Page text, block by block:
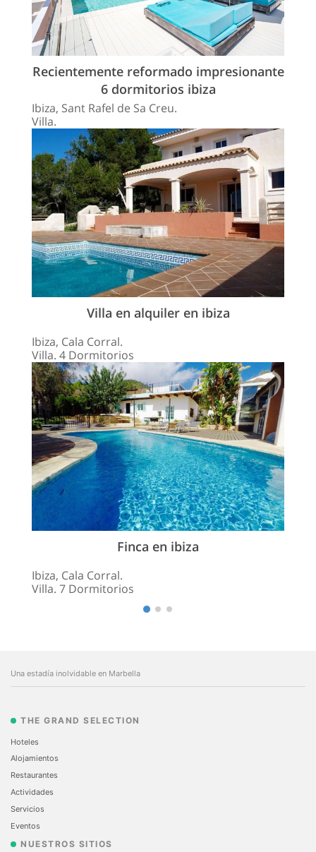
Recientemente reformado impresionante
6 dormitorios ibiza
Ibiza, Sant Rafel de Sa Creu.
Villa.
Villa en alquiler en ibiza
Ibiza, Cala Corral.
Villa. 4 Dormitorios
Finca en ibiza
Ibiza, Cala Corral.
Villa. 7 Dormitorios
Una estadía inolvidable en Marbella
THE GRAND SELECTION
Hoteles
Alojamientos
Restaurantes
Actividades
Servicios
Eventos
NUESTROS SITIOS